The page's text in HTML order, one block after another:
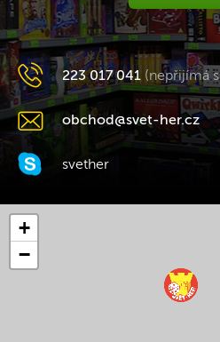
223 017 041 (nepřijímá
obchod@svet-her.cz
svether
+
−